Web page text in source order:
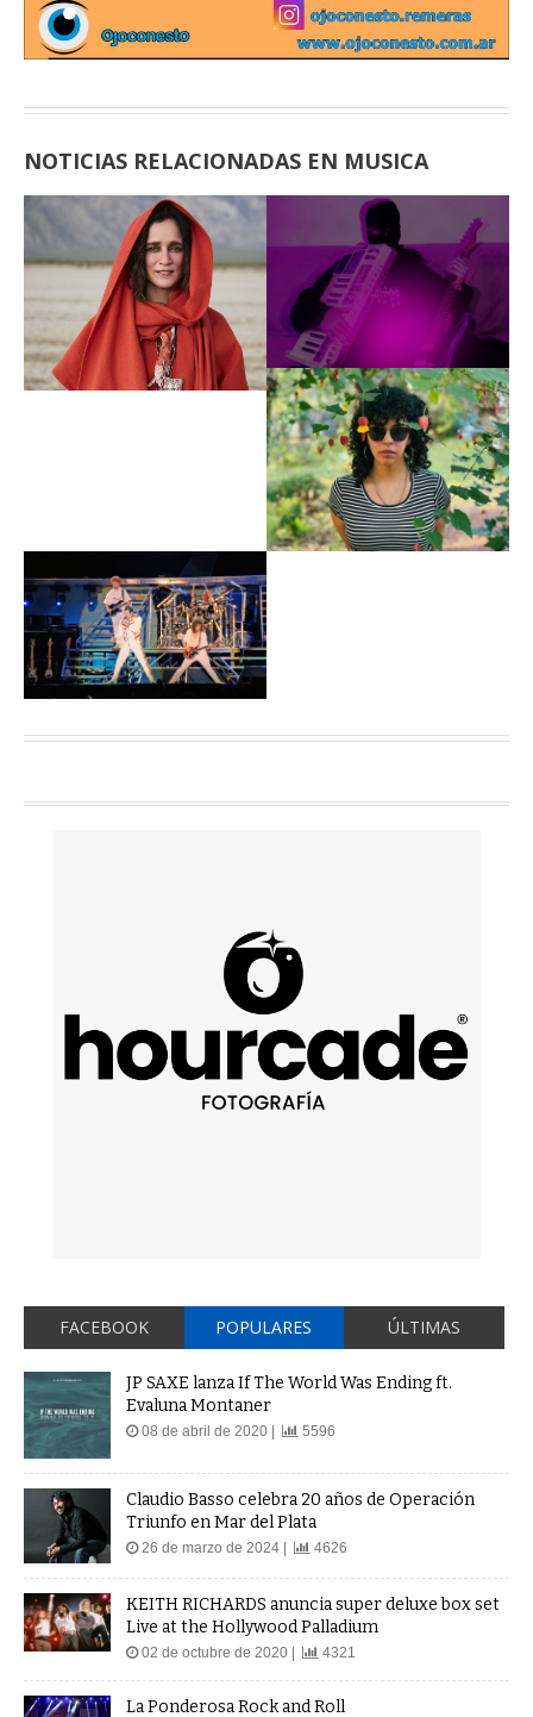
NOTICIAS RELACIONADAS EN MUSICA
FACEBOOK POPULARES ÚLTIMAS
JP SAXE lanza If The World Was Ending ft.
Evaluna Montaner
08 de abril de 2020 | 5596
Claudio Basso celebra 20 años de Operación
Triunfo en Mar del Plata
26 de marzo de 2024 | 4626
KEITH RICHARDS anuncia super deluxe box set
Live at the Hollywood Palladium
02 de octubre de 2020 | 4321
La Ponderosa Rock and Roll